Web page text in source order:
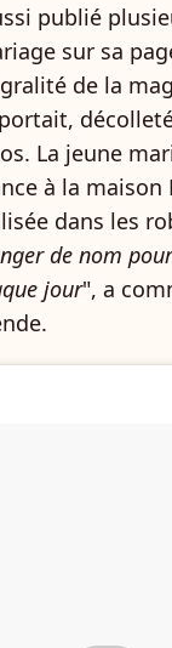
publié
sur sa
de la
La jeune
à la maison
dans les
de nom
jour", a